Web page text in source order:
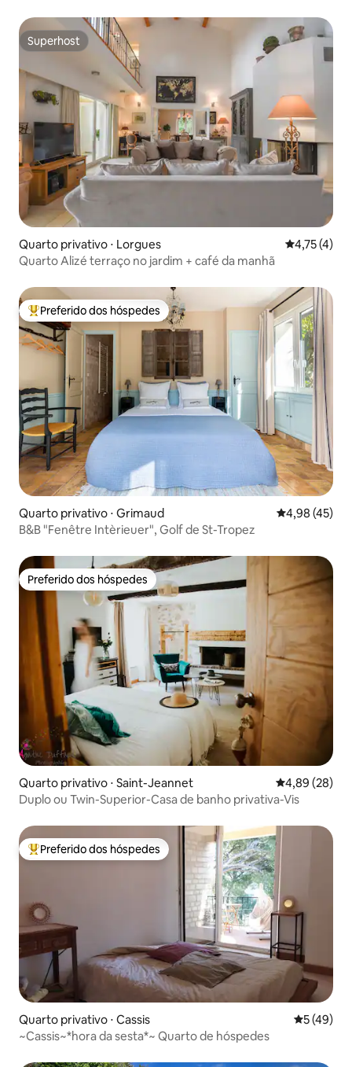
Superhost
Superhost
Quarto privativo ⋅ Lorgues 4,75 de
4,75 (4)
Quarto Alizé terraço no jardim + café da manhã
Entre os melhores preferidos dos hóspedes
Preferido dos hóspedes
Quarto privativo ⋅ Grimaud 4,98 de uma
4,98 (45)
B&B "Fenêtre Intèrieuer", Golf de St-Tropez
Preferido dos hóspedes
Preferido dos hóspedes
Quarto privativo ⋅ Saint-Jeannet 4,89 de uma
4,89 (28)
Duplo ou Twin-Superior-Casa de banho privativa-Vis
Entre os melhores preferidos dos hóspedes
Preferido dos hóspedes
Quarto privativo ⋅ Cassis 5 de uma
5 (49)
~Cassis~*hora da sesta*~ Quarto de hóspedes